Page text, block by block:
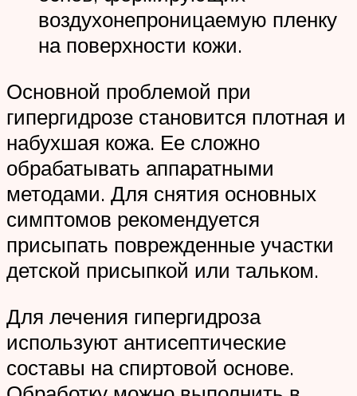
воздухонепроницаемую пленку
на поверхности кожи.
Основной проблемой при
гипергидрозе становится плотная и
набухшая кожа. Ее сложно
обрабатывать аппаратными
методами. Для снятия основных
симптомов рекомендуется
присыпать поврежденные участки
детской присыпкой или тальком.
Для лечения гипергидроза
используют антисептические
составы на спиртовой основе.